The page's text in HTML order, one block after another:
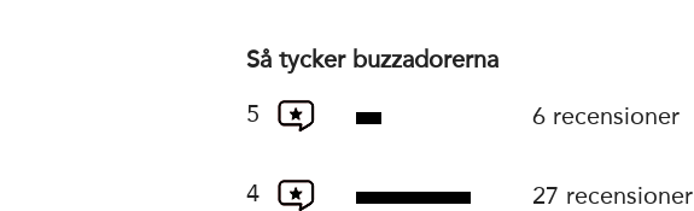
Så tycker buzzadorerna
5
6 recensioner
4 27 recensioner